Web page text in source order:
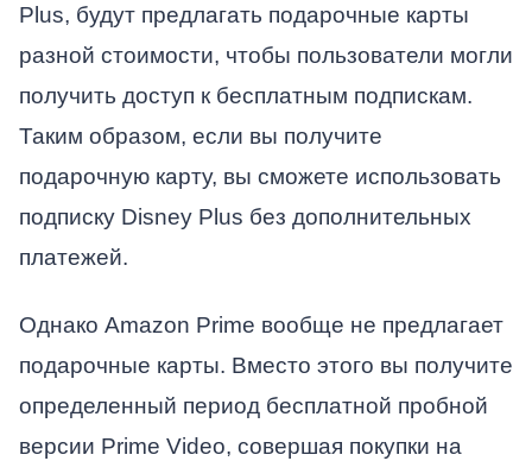
Plus, будут предлагать подарочные карты
разной стоимости, чтобы пользователи могли
получить доступ к бесплатным подпискам.
Таким образом, если вы получите
подарочную карту, вы сможете использовать
подписку Disney Plus без дополнительных
платежей.
Однако Amazon Prime вообще не предлагает
подарочные карты. Вместо этого вы получите
определенный период бесплатной пробной
версии Prime Video, совершая покупки на